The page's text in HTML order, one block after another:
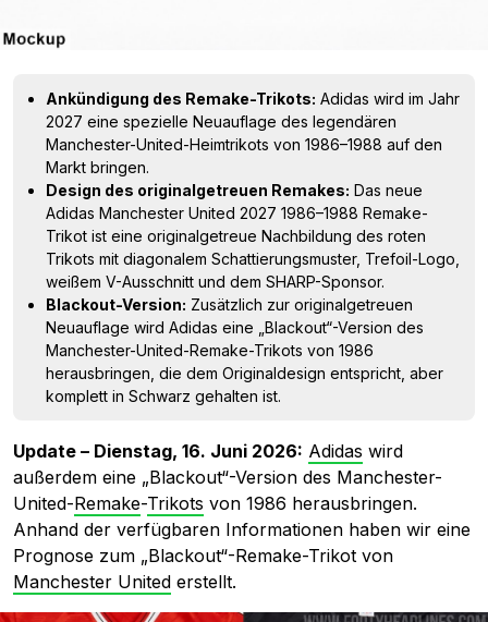
Ankündigung des Remake-Trikots: Adidas wird im Jahr
2027 eine spezielle Neuauflage des legendären
Manchester-United-Heimtrikots von 1986–1988 auf den
Markt bringen.
Design des originalgetreuen Remakes: Das neue
Adidas Manchester United 2027 1986–1988 Remake-
Trikot ist eine originalgetreue Nachbildung des roten
Trikots mit diagonalem Schattierungsmuster, Trefoil-Logo,
weißem V-Ausschnitt und dem SHARP-Sponsor.
Blackout-Version: Zusätzlich zur originalgetreuen
Neuauflage wird Adidas eine „Blackout“-Version des
Manchester-United-Remake-Trikots von 1986
herausbringen, die dem Originaldesign entspricht, aber
komplett in Schwarz gehalten ist.
Update – Dienstag, 16. Juni 2026: Adidas wird
außerdem eine „Blackout“-Version des Manchester-
United-Remake-Trikots von 1986 herausbringen.
Anhand der verfügbaren Informationen haben wir eine
Prognose zum „Blackout“-Remake-Trikot von
Manchester United erstellt.